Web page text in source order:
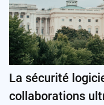
La sécurité
collaborations